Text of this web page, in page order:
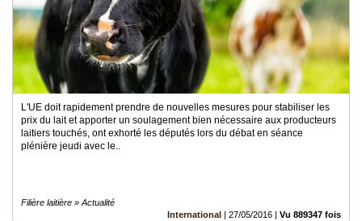
L'UE doit rapidement prendre de nouvelles mesures pour stabiliser les
prix du lait et apporter un soulagement bien nécessaire aux producteurs
laitiers touchés, ont exhorté les députés lors du débat en séance
plénière jeudi avec le..
Filière laitière » Actualité
International | 27/05/2016 | Vu 889347 fois